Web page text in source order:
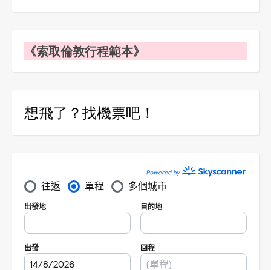
《索取倫敦行程範本》
想飛了？找機票吧！